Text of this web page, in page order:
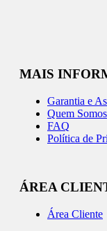
MAIS
Garantia e
Quem Somos
FAQ
Política de
ÁREA
Área Cliente